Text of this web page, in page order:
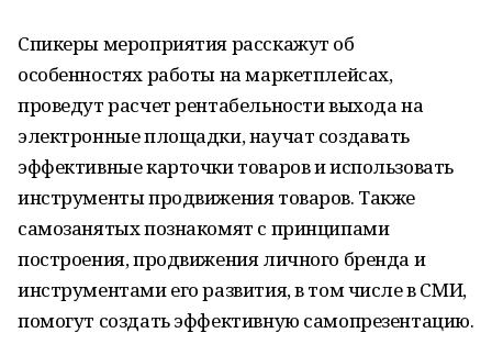
Спикеры мероприятия расскажут об
особенностях работы на маркетплейсах,
проведут расчет рентабельности выхода на
электронные площадки, научат создавать
эффективные карточки товаров и использовать
инструменты продвижения товаров. Также
самозанятых познакомят с принципами
построения, продвижения личного бренда и
инструментами его развития, в том числе в СМИ,
помогут создать эффективную самопрезентацию.